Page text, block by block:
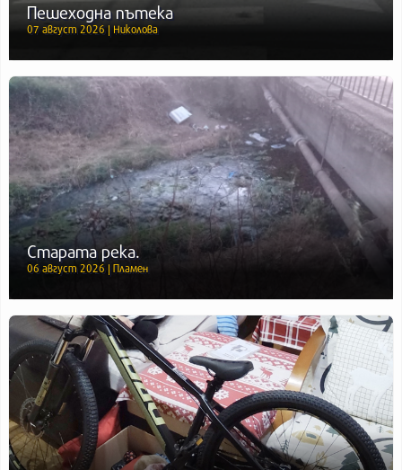
Пешеходна пътека
07 август 2026 | Николова
Старата река.
06 август 2026 | Пламен